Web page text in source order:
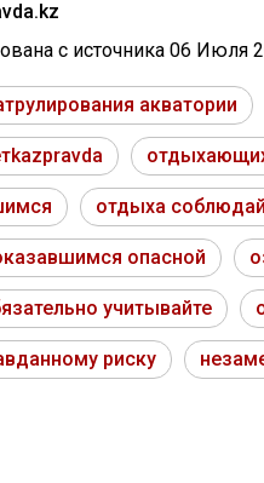
с источника 06 Июля
акватории
отдыха
опасной
учитывайте
риску